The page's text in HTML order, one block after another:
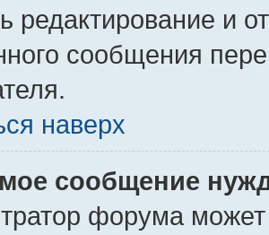
редактирование и
сообщения
наверх
сообщение
форума